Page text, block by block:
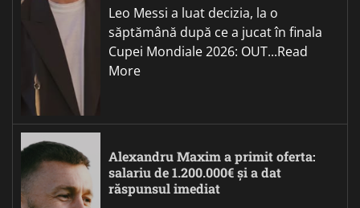
Leo Messi a luat decizia, la o
săptămână după ce a jucat în finala
Cupei Mondiale 2026: OUT...Read
More
Alexandru Maxim a primit oferta:
salariu de 1.200.000€ și a dat
răspunsul imediat